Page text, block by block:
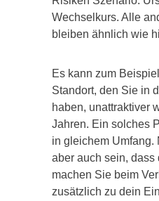
Wechselkurs. Alle
bleiben ähnlich wie
Es kann zum
Standort, den Sie in
haben, unattraktiver
Jahren. Ein solches
in gleichem Umfang.
aber auch sein, dass
machen Sie beim
zusätzlich zu dein